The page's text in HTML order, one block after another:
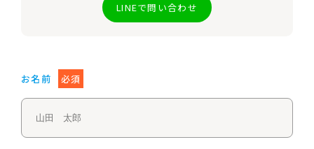
LINEで問い合わせ
お名前 必須